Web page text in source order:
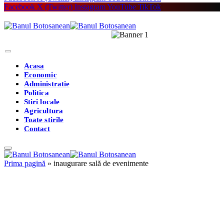
Facebook X (Twitter) InstagramYouTube TikTok
Acasa
Economic
Administratie
Politica
Stiri locale
Agricultura
Toate stirile
Contact
Prima pagină » inaugurare sală de evenimente